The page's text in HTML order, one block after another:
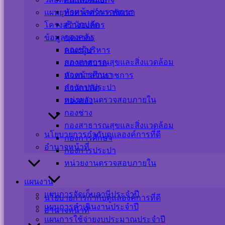
หัวหน้าส่วนราชการ
สำนักปลัด
กองคลัง
กองช่าง
กองสาธารณสุขและสิ่งแวดล้อม
กองการศึกษา
กองการประปา
หน่วยงานตรวจสอบภายใน
นโยบายการกำกับดูแลองค์การที่ดี
อำนาจหน้าที่
แผนงาน
แผนการจัดเก็บภาษีประจำปี
แผนการดำเนินงานประจำปี
แผนการใช้จ่ายงบประมาณประจำปี
แผนยุทธศาสตร์การพัฒนา
โครงสร้างองค์กร
ข้อมูลบุคลากร
คณะผู้บริหาร
สภาเทศบาล
หัวหน้าส่วนราชการ
สำนักปลัด
กองคลัง
กองช่าง
กองสาธารณสุขและสิ่งแวดล้อม
กองการศึกษา
กองการประปา
หน่วยงานตรวจสอบภายใน
นโยบายการกำกับดูแลองค์การที่ดี
อำนาจหน้าที่
รายงานงบการเงินประจำปี-2566-ทต.ปากพะยูน-2-1 ดาวน์โหลด
รายงานแสดงผลการดำเนินงานรายไตรมาส-ที่-๔-ประจำปีงบประมาณ-๒๕๖๕